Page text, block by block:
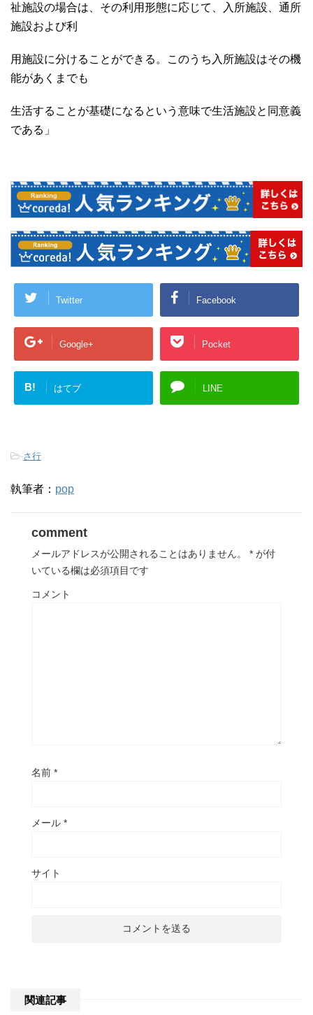
祉施設の場合は、その利用形態に応じて、入所施設、通所
施設および利
用施設に分けることができる。このうち入所施設はその機
能があくまでも
生活することが基礎になるという意味で生活施設と同意義
である」
Twitter Facebook
Google+ Pocket
B! はてブ LINE
-さ行
執筆者： pop
comment
メールアドレスが公開されることはありません。 * が付
いている欄は必須項目です
コメント
名前 *
メール *
サイト
関連記事